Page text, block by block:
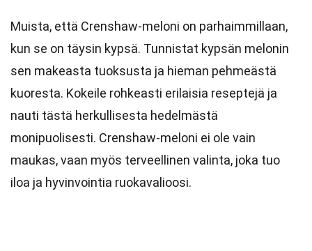
Muista, että Crenshaw-meloni on parhaimmillaan,
kun se on täysin kypsä. Tunnistat kypsän melonin
sen makeasta tuoksusta ja hieman pehmeästä
kuoresta. Kokeile rohkeasti erilaisia reseptejä ja
nauti tästä herkullisesta hedelmästä
monipuolisesti. Crenshaw-meloni ei ole vain
maukas, vaan myös terveellinen valinta, joka tuo
iloa ja hyvinvointia ruokavalioosi.